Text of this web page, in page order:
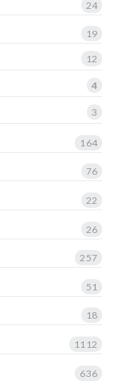
24
19
12
4
3
164
76
22
26
257
51
18
1112
636